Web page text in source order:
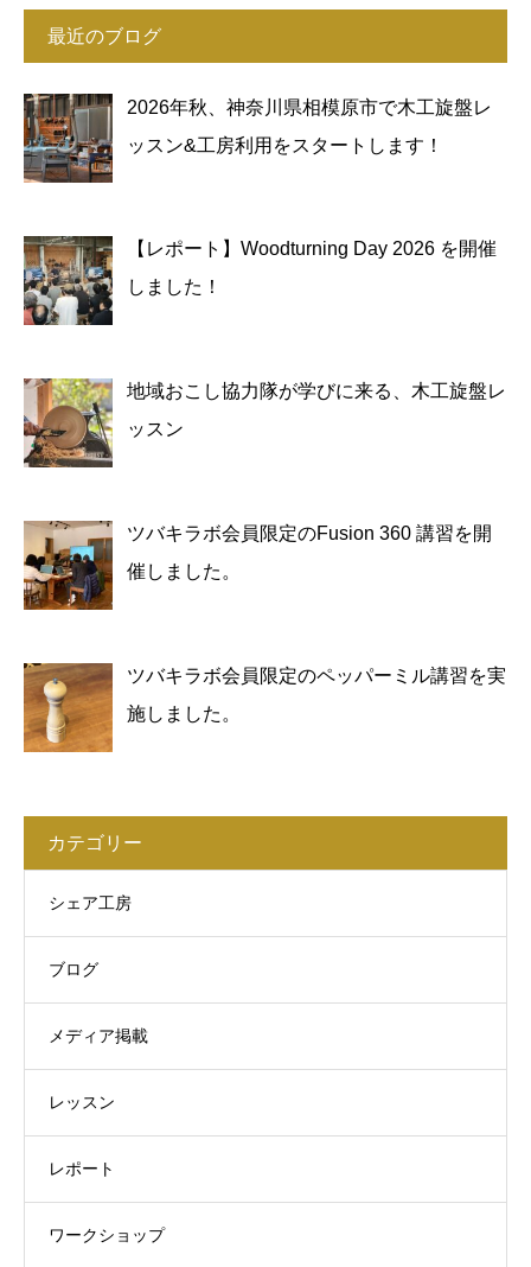
最近のブログ
2026年秋、神奈川県相模原市で木工旋盤レ
ッスン&工房利用をスタートします！
【レポート】Woodturning Day 2026 を開催
しました！
地域おこし協力隊が学びに来る、木工旋盤レ
ッスン
ツバキラボ会員限定のFusion 360 講習を開
催しました。
ツバキラボ会員限定のペッパーミル講習を実
施しました。
カテゴリー
シェア工房
ブログ
メディア掲載
レッスン
レポート
ワークショップ